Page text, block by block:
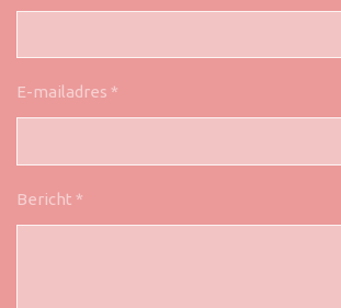
E-mailadres *
Bericht *